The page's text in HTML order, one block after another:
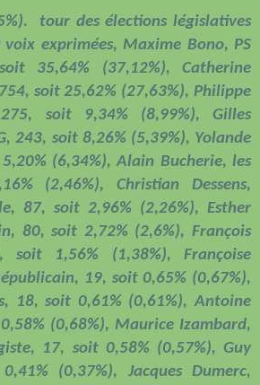
tour des élections législatives
exprimées, Maxime Bono, PS
35,64% (37,12%), Catherine
soit 25,62% (27,63%), Philippe
soit 9,34% (8,99%), Gilles
243, soit 8,26% (5,39%), Yolande
(6,34%), Alain Bucherie, les
(2,46%), Christian Dessens,
87, soit 2,96% (2,26%), Esther
80, soit 2,72% (2,6%), François
soit 1,56% (1,38%), Françoise
19, soit 0,65% (0,67%),
18, soit 0,61% (0,61%), Antoine
(0,68%), Maurice Izambard,
17, soit 0,58% (0,57%), Guy
(0,37%), Jacques Dumerc,